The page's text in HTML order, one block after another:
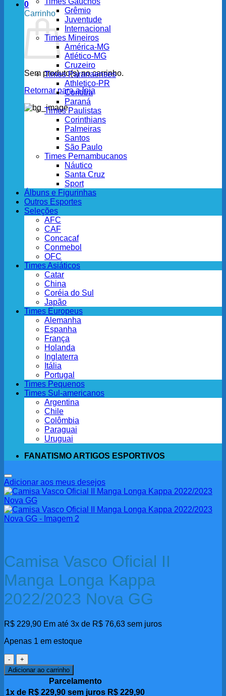
0
Carrinho
Sem produto(s) no carrinho.
Retornar para a loja
Grêmio
Juventude
Internacional
Times Mineiros
América-MG
Atlético-MG
Cruzeiro
Times Paranaenses
Athletico-PR
Coritiba
Paraná
Times Paulistas
Corinthians
Palmeiras
Santos
São Paulo
Times Pernambucanos
Náutico
Santa Cruz
Sport
Álbuns e Figurinhas
Outros Esportes
Seleções
AFC
CAF
Concacaf
Conmebol
OFC
Times Asiáticos
Catar
China
Coréia do Sul
Japão
Times Europeus
Alemanha
Espanha
França
Holanda
Inglaterra
Itália
Portugal
Times Pequenos
Times Sul-americanos
Argentina
Chile
Colômbia
Paraguai
Uruguai
FANATISMO ARTIGOS ESPORTIVOS
Adicionar aos meus desejos
Camisa Vasco Oficial II
Manga Longa Kappa
2022/2023 Nova GG
R$ 229,90 Em até 3x de R$ 76,63 sem juros
Apenas 1 em estoque
Camisa
Vasco
Oficial
Manga
Adicionar ao carrinho
Parcelamento
1x de R$ 229,90 sem juros R$ 229,90